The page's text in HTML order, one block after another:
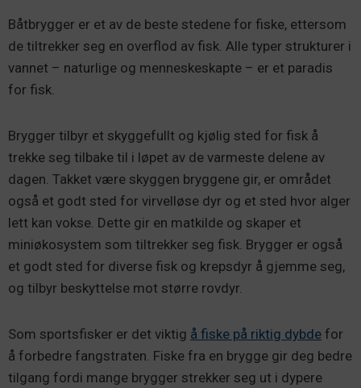
Båtbrygger er et av de beste stedene for fiske, ettersom
de tiltrekker seg en overflod av fisk. Alle typer strukturer i
vannet – naturlige og menneskeskapte – er et paradis
for fisk.
Brygger tilbyr et skyggefullt og kjølig sted for fisk å
trekke seg tilbake til i løpet av de varmeste delene av
dagen. Takket være skyggen bryggene gir, er området
også et godt sted for virvelløse dyr og et sted hvor alger
lett kan vokse. Dette gir en matkilde og skaper et
miniøkosystem som tiltrekker seg fisk. Brygger er også
et godt sted for diverse fisk og krepsdyr å gjemme seg,
og tilbyr beskyttelse mot større rovdyr.
Som sportsfisker er det viktig å fiske på riktig dybde for
å forbedre fangstraten. Fiske fra en brygge gir deg bedre
tilgang fordi mange brygger strekker seg ut i dypere